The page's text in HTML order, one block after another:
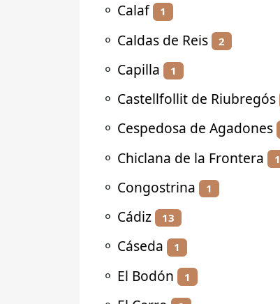
⚬ Calaf 1
⚬ Caldas de Reis 2
⚬ Capilla 1
⚬ Castellfollit de Riubregós
⚬ Cespedosa de Agadones
⚬ Chiclana de la Frontera 1
⚬ Congostrina 1
⚬ Cádiz 13
⚬ Cáseda 1
⚬ El Bodón 1